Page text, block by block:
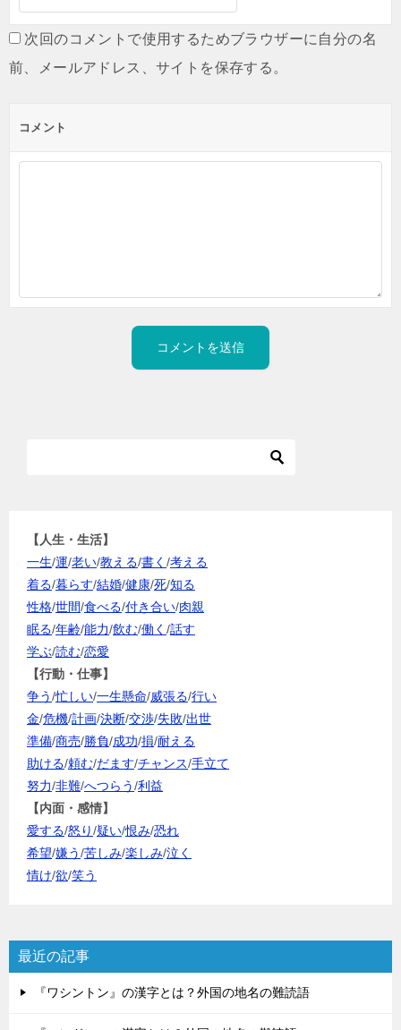
次回のコメントで使用するためブラウザーに自分の名
前、メールアドレス、サイトを保存する。
コメント
【人生・生活】
一生/運/老い/教える/書く /考える
着る/暮らす/結婚/健康/死/知る
性格/世間/食べる/付き合い/肉親
眠る/年齢/能力/飲む/働く /話す
学ぶ/読む/恋愛
【行動・仕事】
争う/忙しい/一生懸命/威張る/行い
金/危機/計画/決断/交渉/失敗/出世
準備/商売/勝負/成功/損/耐える
助ける/頼む/だます/チャンス/手立て
努力/非難/へつらう/利益
【内面・感情】
愛する/怒り/疑い/恨み/恐れ
希望/嫌う/苦しみ/楽しみ/泣く
情け/欲/笑う
最近の記事
『ワシントン』の漢字とは？外国の地名の難読語